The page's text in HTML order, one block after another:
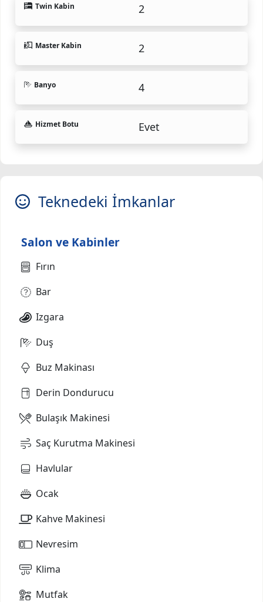
Twin Kabin 2
Master Kabin 2
Banyo 4
Hizmet Botu Evet
Teknedeki İmkanlar
Salon ve Kabinler
Fırın
Bar
Izgara
Duş
Buz Makinası
Derin Dondurucu
Bulaşık Makinesi
Saç Kurutma Makinesi
Havlular
Ocak
Kahve Makinesi
Nevresim
Klima
Mutfak